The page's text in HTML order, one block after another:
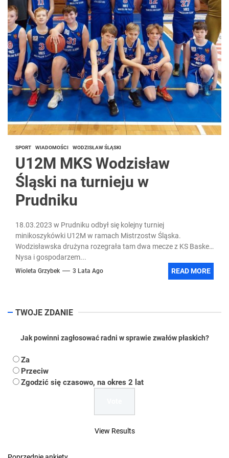
SPORT WIADOMOŚCI WODZISŁAW ŚLĄSKI
U12M MKS Wodzisław
Śląski na turnieju w
Prudniku
18.03.2023 w Prudniku odbył się kolejny turniej
minikoszykówki U12M w ramach Mistrzostw Śląska.
Wodzisławska drużyna rozegrała tam dwa mecze z KS Basket
Nysa i gospodarzem...
Wioleta Grzybek 3 Lata Ago READ MORE
TWOJE ZDANIE
Jak powinni zagłosować radni w sprawie zwałów płaskich?
Za
Przeciw
Zgodzić się czasowo, na okres 2 lat
View Results